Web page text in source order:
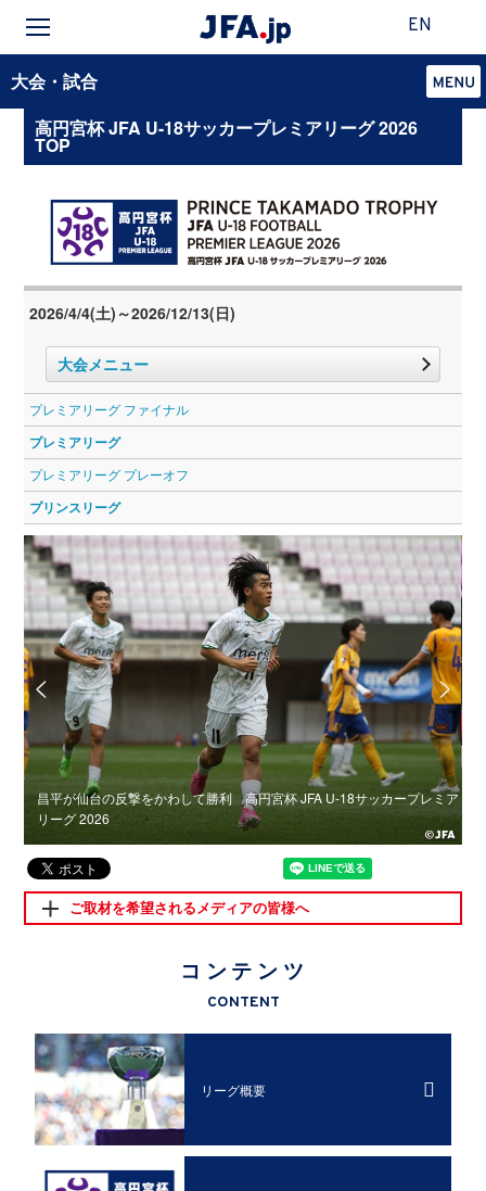
EN
大会・試合
高円宮杯 JFA U-18サッカープレミアリーグ 2026
TOP
2026/4/4(土)～2026/12/13(日)
大会メニュー
プレミアリーグ ファイナル
プレミアリーグ
プレミアリーグ プレーオフ
プリンスリーグ
昌平が仙台の反撃をかわして勝利 高円宮杯 JFA U-18サッカープレミア
リーグ 2026
ご取材を希望されるメディアの皆様へ
コンテンツ
CONTENT
リーグ概要